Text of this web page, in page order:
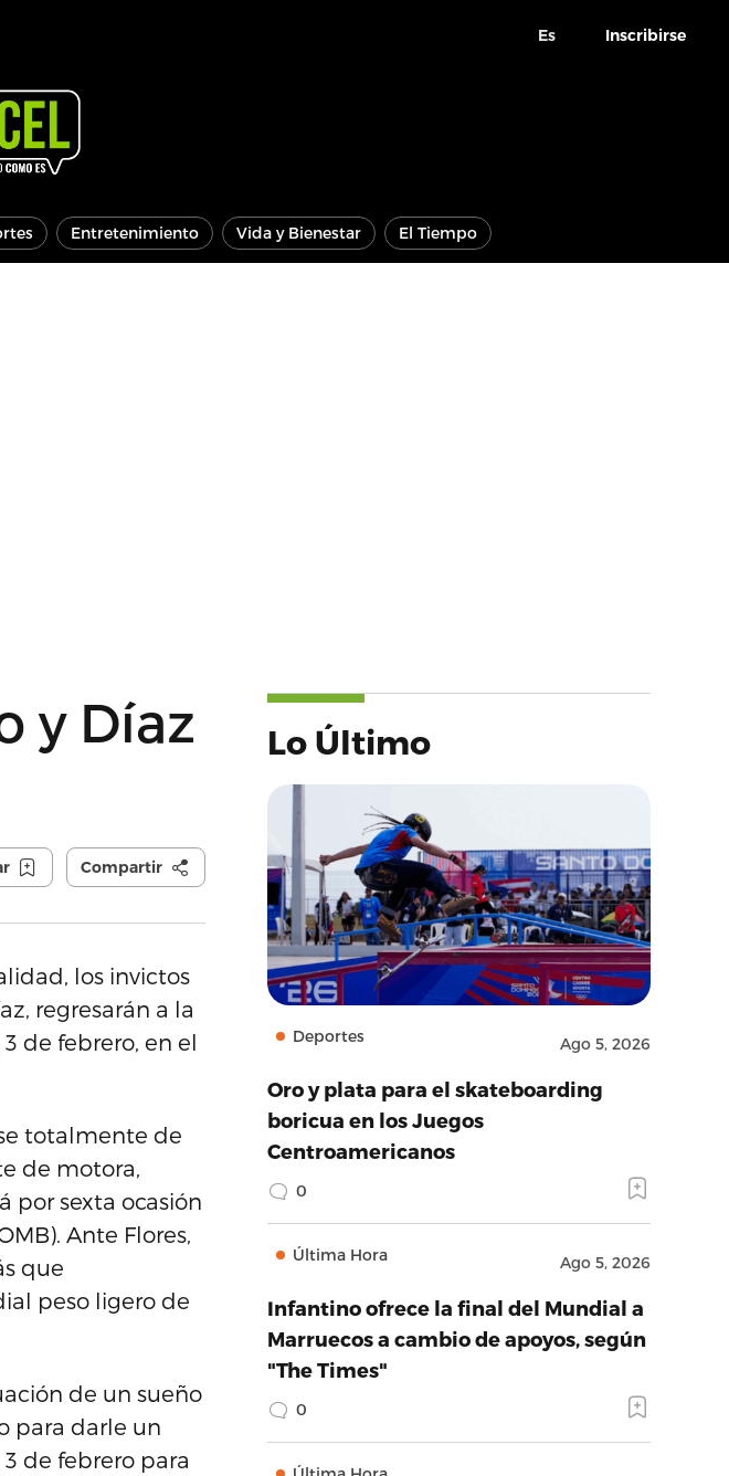
Es Inscribirse
Entretenimiento Vida y Bienestar El Tiempo
y Díaz
Compartir
los invictos
regresarán a la
de febrero, en el
totalmente de
de motora,
por sexta ocasión
Ante Flores,
que
peso ligero de
de un sueño
para darle un
de febrero para
Lo Último
Deportes Ago 5, 2026
Oro y plata para el skateboarding
boricua en los Juegos
Centroamericanos
0
Última Hora Ago 5, 2026
Infantino ofrece la final del Mundial a
Marruecos a cambio de apoyos, según
"The Times"
0